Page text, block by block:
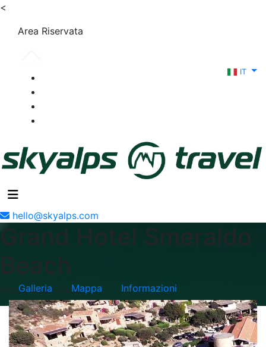
<
Area Riservata
IT
hello@skyalps.com
Grand Hotel Smeraldo
Beach
Arzachena - Italia
Galleria Mappa Informazioni